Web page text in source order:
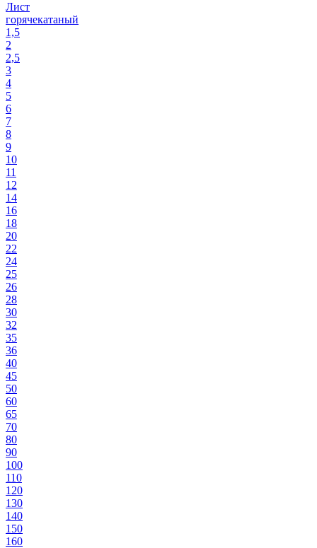
Лист
горячекатаный
1,5
2
2,5
3
4
5
6
7
8
9
10
11
12
14
16
18
20
22
24
25
26
28
30
32
35
36
40
45
50
60
65
70
80
90
100
110
120
130
140
150
160